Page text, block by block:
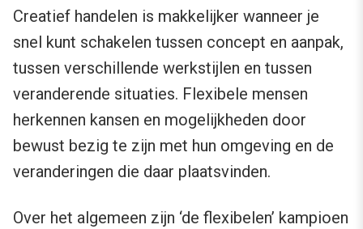
Creatief handelen is makkelijker wanneer je
snel kunt schakelen tussen concept en aanpak,
tussen verschillende werkstijlen en tussen
veranderende situaties. Flexibele mensen
herkennen kansen en mogelijkheden door
bewust bezig te zijn met hun omgeving en de
veranderingen die daar plaatsvinden.
Over het algemeen zijn ‘de flexibelen’ kampioen